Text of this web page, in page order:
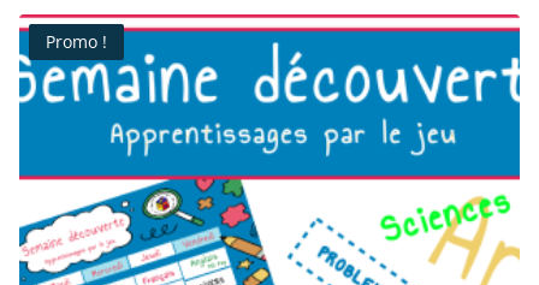
Promo !